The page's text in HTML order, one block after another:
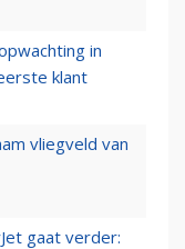
in
klant
vliegveld van
gaat verder: